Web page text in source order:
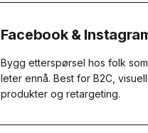
Facebook &
Bygg etterspørsel hos folk
leter ennå. Best for B2C,
produkter og retargeting.